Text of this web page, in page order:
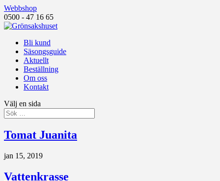
Webbshop
0500 - 47 16 65
Bli kund
Säsongsguide
Aktuellt
Beställning
Om oss
Kontakt
Välj en sida
Tomat Juanita
jan 15, 2019
Vattenkrasse